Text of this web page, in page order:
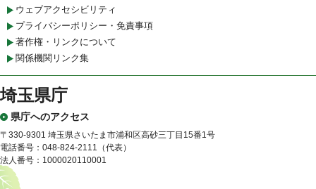
ウェブアクセシビリティ
プライバシーポリシー・免責事項
著作権・リンクについて
関係機関リンク集
埼玉県庁
県庁へのアクセス
〒330-9301 埼玉県さいたま市浦和区高砂三丁目15番1号
電話番号：048-824-2111（代表）
法人番号：1000020110001